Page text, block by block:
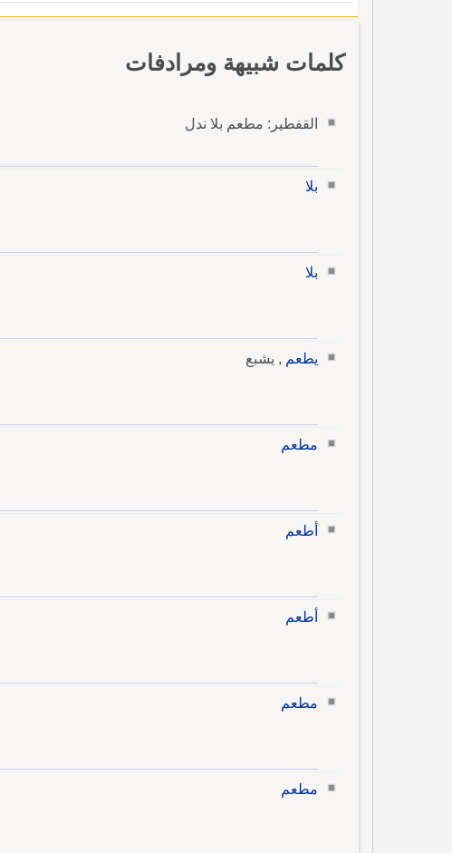
كلمات شبيهة ومرادفات
القفطير: مطعم بلا ندل
بلا
بلا
يطعم , يشبع
مطعم
أطعم
أطعم
مطعم
مطعم